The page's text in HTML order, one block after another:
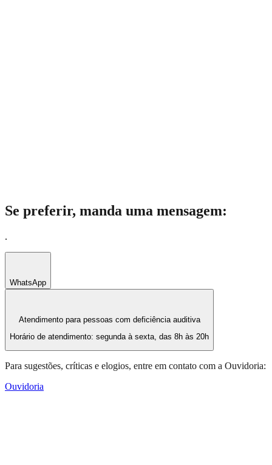
Se preferir, manda uma mensagem:
.
WhatsApp
Atendimento para pessoas com deficiência auditiva
Horário de atendimento: segunda à sexta, das 8h às 20h
Para sugestões, críticas e elogios, entre em contato com a Ouvidoria:
Ouvidoria